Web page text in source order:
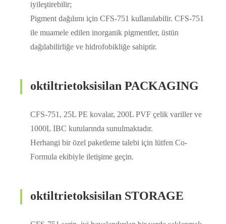
iyileştirebilir;
Pigment dağılımı için CFS-751 kullanılabilir. CFS-751
ile muamele edilen inorganik pigmentler, üstün
dağılabilirliğe ve hidrofobikliğe sahiptir.
oktiltrietoksisilan PACKAGING
CFS-751, 25L PE kovalar, 200L PVF çelik variller ve
1000L IBC kutularında sunulmaktadır.
Herhangi bir özel paketleme talebi için lütfen Co-
Formula ekibiyle iletişime geçin.
oktiltrietoksisilan STORAGE